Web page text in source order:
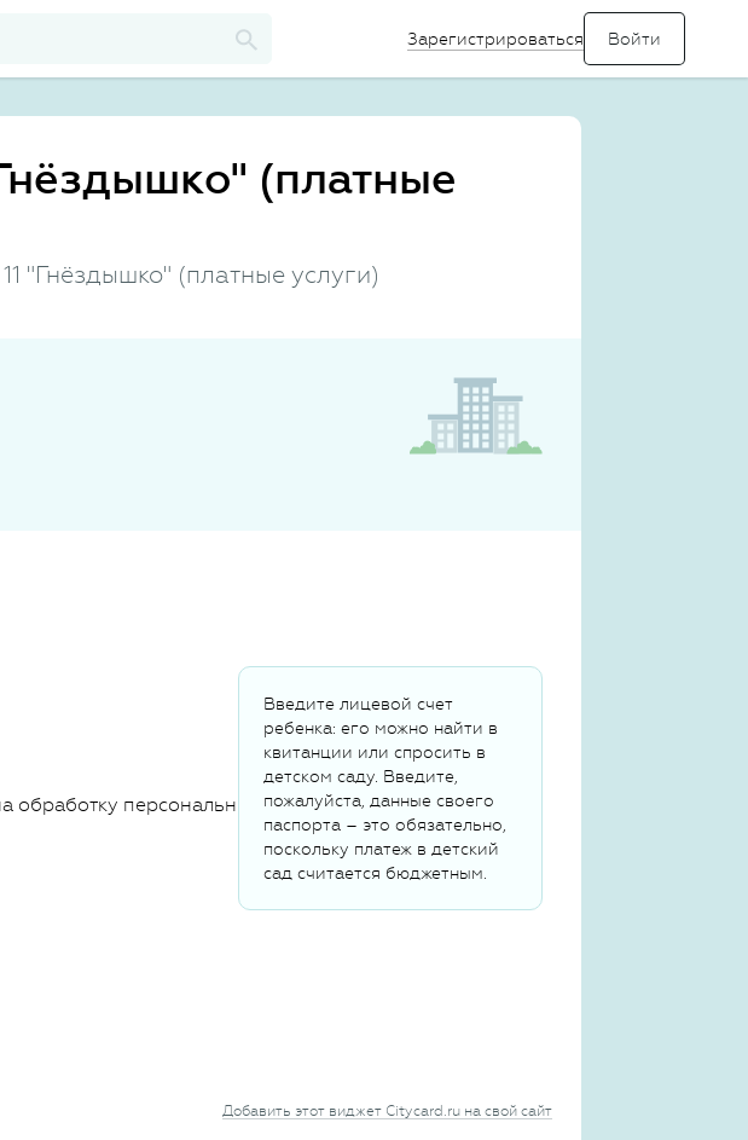
Зарегистрироваться
(платные
"Гнёздышко" (платные услуги)
Введите лицевой счет
ребенка: его можно найти в
квитанции или спросить в
детском саду. Введите,
пожалуйста, данные своего
паспорта – это обязательно,
поскольку платеж в детский
сад считается бюджетным.
обработку персональных данных
Добавить этот виджет Citycard.ru на свой сайт